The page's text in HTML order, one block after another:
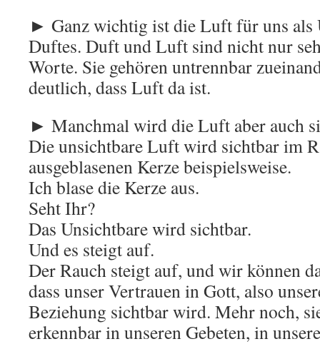
► Ganz wichtig ist die Luft für uns als
Duftes. Duft und Luft sind nicht nur
Worte. Sie gehören untrennbar
deutlich, dass Luft da ist.
► Manchmal wird die Luft aber auch
Die unsichtbare Luft wird sichtbar im
ausgeblasenen Kerze beispielsweise.
Ich blase die Kerze aus.
Seht Ihr?
Das Unsichtbare wird sichtbar.
Und es steigt auf.
Der Rauch steigt auf, und wir können
dass unser Vertrauen in Gott, also
Beziehung sichtbar wird. Mehr noch,
erkennbar in unseren Gebeten, in